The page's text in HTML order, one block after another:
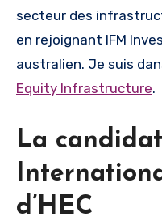
secteur des
en rejoignant IFM
australien. Je suis
Equity Infrastructure.
La
d’HEC